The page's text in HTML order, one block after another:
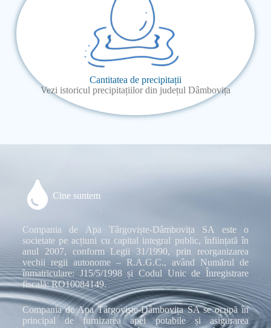
Cantitatea de precipitații
Vezi istoricul precipitațiilor din județul Dâmbovița
Cine suntem
Compania de Apa Târgoviște-Dâmbovița SA este o
societate pe acțiuni cu capital integral public, înființată în
anul 2007, conform Legii 31/1990, prin reorganizarea
vechii regii autonome – R.A.G.C., având Numărul de
înmatriculare: J15/5/1998 și Codul Unic de Înregistrare
fiscală: RO10084149.
Compania de Apa Târgoviște-Dâmbovița SA se ocupă în
principal de furnizarea apei potabile și asigurarea